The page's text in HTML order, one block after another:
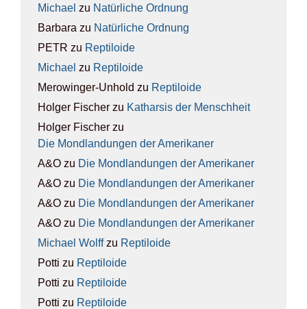
Michael zu Natür­li­che Ord­nung
Barbara zu Natür­li­che Ord­nung
PETR zu Rep­ti­lo­ide
Michael zu Rep­ti­lo­ide
Merowinger-Unhold zu Rep­ti­lo­ide
Holger Fischer zu Kathar­sis der Mensch­heit
Holger Fischer zu
Die Mond­lan­dun­gen der Ame­ri­ka­ner
A&O zu Die Mond­lan­dun­gen der Ame­ri­ka­ner
A&O zu Die Mond­lan­dun­gen der Ame­ri­ka­ner
A&O zu Die Mond­lan­dun­gen der Ame­ri­ka­ner
A&O zu Die Mond­lan­dun­gen der Ame­ri­ka­ner
Michael Wolffzu Rep­ti­lo­ide
Potti zu Rep­ti­lo­ide
Potti zu Rep­ti­lo­ide
Potti zu Rep­ti­lo­ide